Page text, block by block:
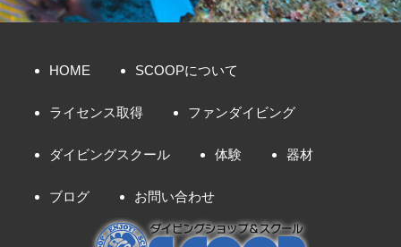
HOME SCOOPについて
ライセンス取得 ファンダイビング
ダイビングスクール 体験 器材
ブログ お問い合わせ